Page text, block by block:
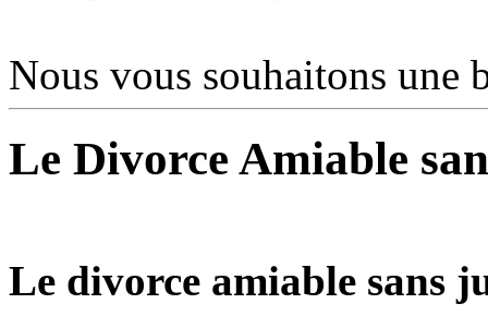
Nous vous souhaitons une
Le Divorce Amiable
Le divorce amiable sans